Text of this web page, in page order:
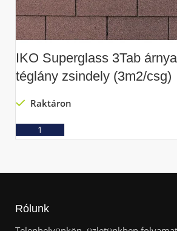
IKO Superglass 3Tab
téglány zsindely (3m2/csg)
Raktáron
Rólunk